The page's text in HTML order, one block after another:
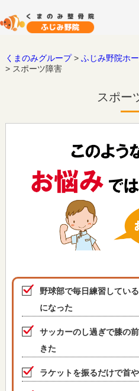
くまのみグループ> ふじみ野院ホ
> スポーツ障害
スポー
野球部で毎日練習してい
になった
サッカーのし過ぎで膝の
きた
ラケットを振るだけで首